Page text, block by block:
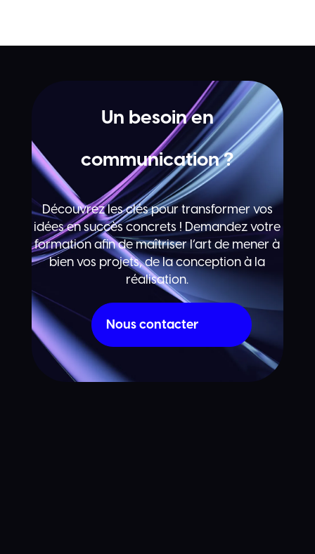
Un besoin en
communication ?
Découvrez les clés pour transformer vos
idées en succès concrets ! Demandez votre
formation afin de maîtriser l’art de mener à
bien vos projets, de la conception à la
réalisation.
Nous contacter